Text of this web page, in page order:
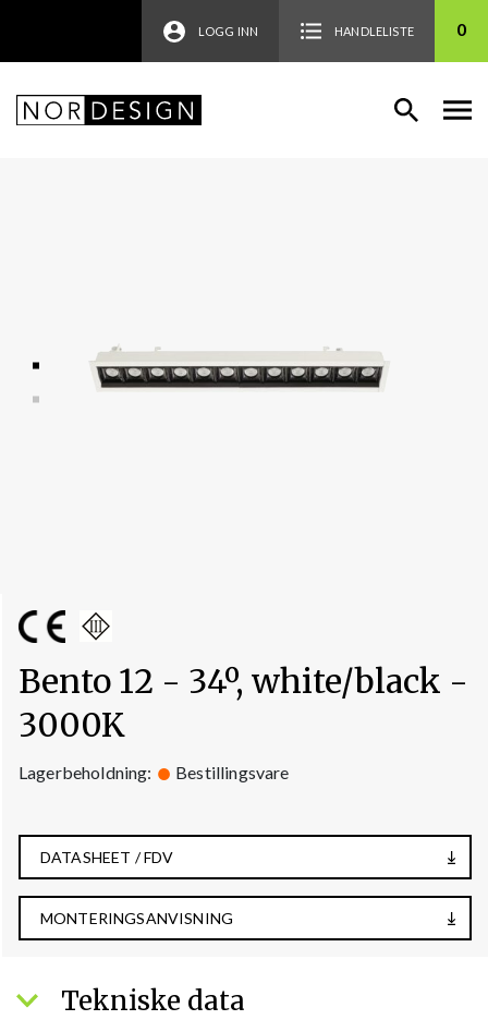
LOGG INN HANDLELISTE 0
Bento 12 - 34º, white/black -
3000K
Lagerbeholdning: Bestillingsvare
DATASHEET / FDV
MONTERINGSANVISNING
Tekniske data